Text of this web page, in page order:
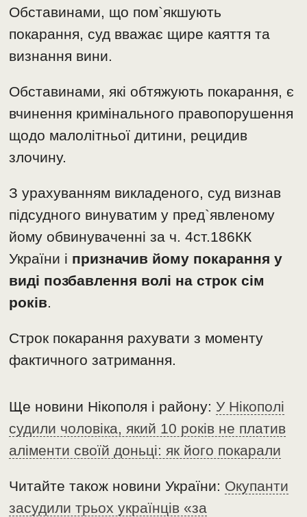
Обставинами, що пом`якшують
покарання, суд вважає щире каяття та
визнання вини.
Обставинами, які обтяжують покарання, є
вчинення кримінального правопорушення
щодо малолітньої дитини, рецидив
злочину.
З урахуванням викладеного, суд визнав
підсудного винуватим у пред`явленому
йому обвинуваченні за ч. 4ст.186КК
України і призначив йому покарання у
виді позбавлення волі на строк сім
років.
Строк покарання рахувати з моменту
фактичного затримання.
Ще новини Нікополя і району:У Нікополі
судили чоловіка, який 10 років не платив
аліменти своїй доньці: як його покарали
Читайте також новини України: Окупанти
засудили трьох українців «за